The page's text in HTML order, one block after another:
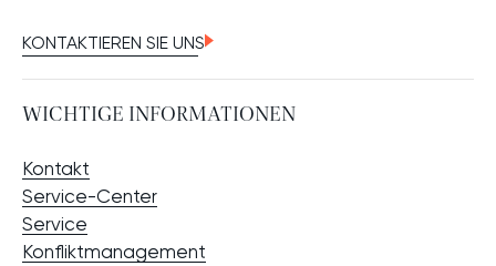
KONTAKTIEREN SIE UNS
WICHTIGE INFORMATIONEN
Kontakt
Service-Center
Service
Konfliktmanagement